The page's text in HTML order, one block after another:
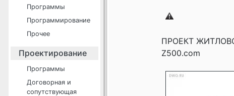
Программы
Программирование
Прочее
Проектирование
Программы
Договорная и
сопутствующая
ПРОЕКТ
Z500.com